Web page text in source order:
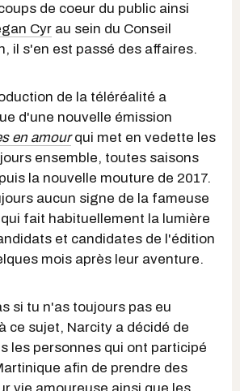
de coeur du public ainsi
Cyr au sein du Conseil
il s'en est passé des affaires.
de la téléréalité a
d'une nouvelle émission
en amour qui met en vedette les
ensemble, toutes saisons
la nouvelle mouture de 2017.
aucun signe de la fameuse
fait habituellement la lumière
et candidates de l'édition
mois après leur aventure.
si tu n'as toujours pas eu
ce sujet, Narcity a décidé de
les personnes qui ont participé
afin de prendre des